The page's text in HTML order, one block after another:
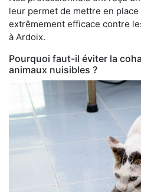
leur permet de mettre en
extrêmement efficace contre
à Ardoix.
Pourquoi faut-il éviter la
animaux nuisibles ?